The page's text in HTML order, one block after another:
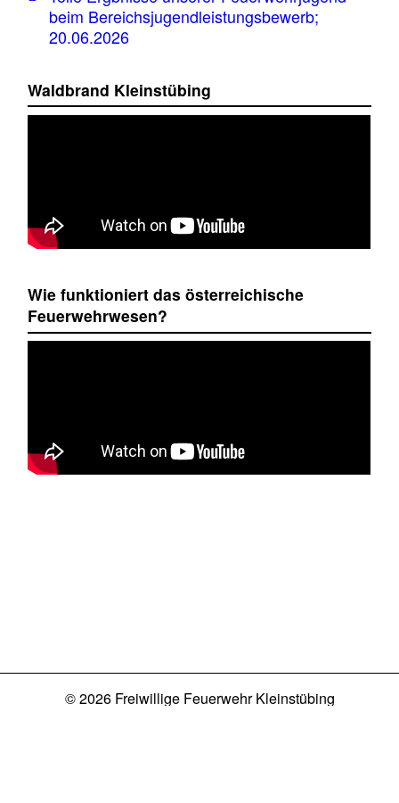
beim Bereichsjugendleistungsbewerb;
20.06.2026
Waldbrand Kleinstübing
Wie funktioniert das österreichische
Feuerwehrwesen?
© 2026 Freiwillige Feuerwehr Kleinstübing